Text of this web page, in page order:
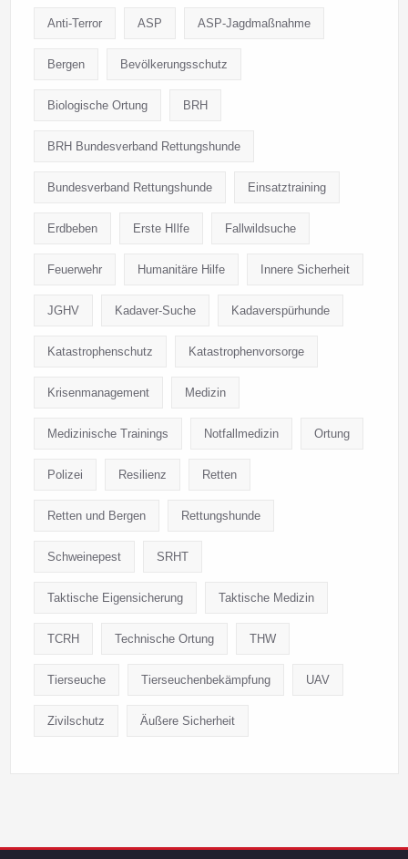
Anti-Terror ASP ASP-Jagdmaßnahme
Bergen Bevölkerungsschutz
Biologische Ortung BRH
BRH Bundesverband Rettungshunde
Bundesverband Rettungshunde Einsatztraining
Erdbeben Erste HIlfe Fallwildsuche
Feuerwehr Humanitäre Hilfe Innere Sicherheit
JGHV Kadaver-Suche Kadaverspürhunde
Katastrophenschutz Katastrophenvorsorge
Krisenmanagement Medizin
Medizinische Trainings Notfallmedizin Ortung
Polizei Resilienz Retten
Retten und Bergen Rettungshunde
Schweinepest SRHT
Taktische Eigensicherung Taktische Medizin
TCRH Technische Ortung THW
Tierseuche Tierseuchenbekämpfung UAV
Zivilschutz Äußere Sicherheit